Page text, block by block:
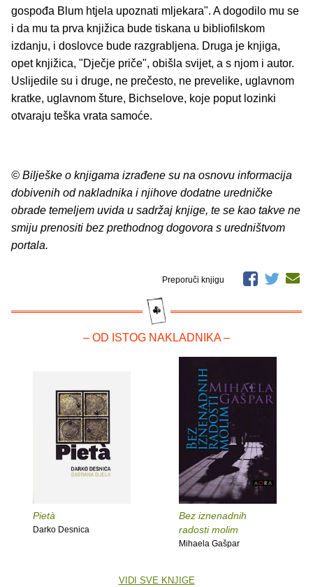
gospođa Blum htjela upoznati mljekara". A dogodilo mu se
i da mu ta prva knjižica bude tiskana u bibliofilskom
izdanju, i doslovce bude razgrabljena. Druga je knjiga,
opet knjižica, "Dječje priče", obišla svijet, a s njom i autor.
Uslijedile su i druge, ne prečesto, ne prevelike, uglavnom
kratke, uglavnom šture, Bichselove, koje poput lozinki
otvaraju teška vrata samoće.
© Bilješke o knjigama izrađene su na osnovu informacija
dobivenih od nakladnika i njihove dodatne uredničke
obrade temeljem uvida u sadržaj knjige, te se kao takve ne
smiju prenositi bez prethodnog dogovora s uredništvom
portala.
Preporuči knjigu
– OD ISTOG NAKLADNIKA –
Pietà
Darko Desnica
Bez iznenadnih
radosti molim
Mihaela Gašpar
VIDI SVE KNJIGE